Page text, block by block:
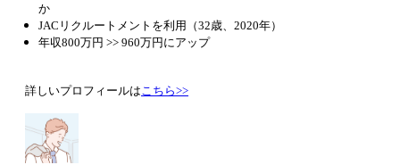
か
JACリクルートメントを利用
（32歳、2020年）
年収800万円 >> 960万円 にアップ
詳しいプロフィールはこちら>>